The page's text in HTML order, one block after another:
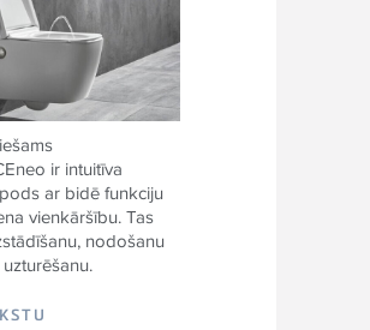
neo ir intuitīva
ar bidē funkciju
vienkāršību. Tas
nodošanu